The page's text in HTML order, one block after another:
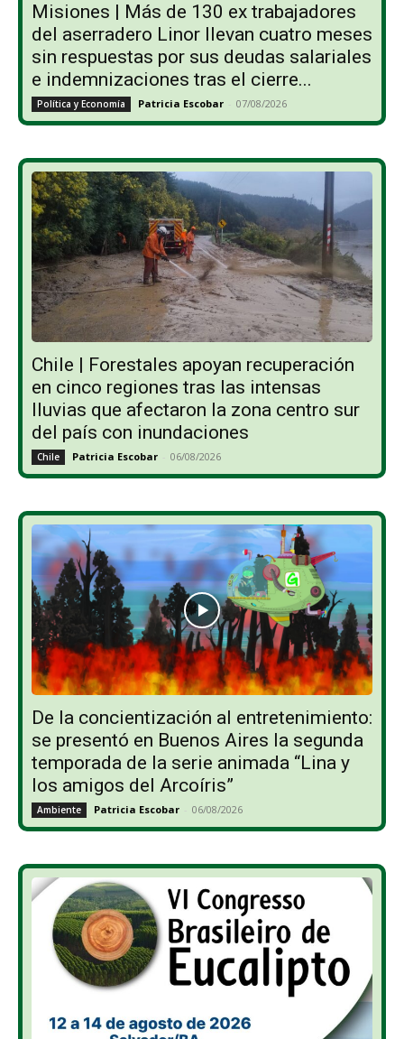
Misiones | Más de 130 ex trabajadores
del aserradero Linor llevan cuatro meses
sin respuestas por sus deudas salariales
e indemnizaciones tras el cierre...
Política y Economía Patricia Escobar - 07/08/2026
Chile | Forestales apoyan recuperación
en cinco regiones tras las intensas
lluvias que afectaron la zona centro sur
del país con inundaciones
Chile Patricia Escobar - 06/08/2026
De la concientización al entretenimiento:
se presentó en Buenos Aires la segunda
temporada de la serie animada “Lina y
los amigos del Arcoíris”
Ambiente Patricia Escobar - 06/08/2026